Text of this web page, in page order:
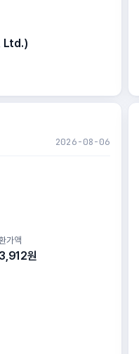
Ltd.)
2026-08-06
가액
원